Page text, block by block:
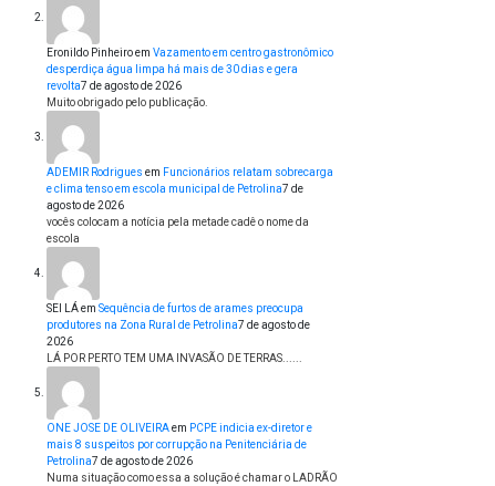
Eronildo Pinheiroem Vazamento em centro gastronômico
desperdiça água limpa há mais de 30 dias e gera
revolta7 de agosto de 2026
Muito obrigado pelo publicação.
ADEMIR Rodrigues em Funcionários relatam sobrecarga
e clima tenso em escola municipal de Petrolina7 de
agosto de 2026
vocês colocam a notícia pela metade cadê o nome da
escola
SEI LÁem Sequência de furtos de arames preocupa
produtores na Zona Rural de Petrolina7 de agosto de
2026
LÁ POR PERTO TEM UMA INVASÃO DE TERRAS......
ONE JOSE DE OLIVEIRAem PCPE indicia ex-diretor e
mais 8 suspeitos por corrupção na Penitenciária de
Petrolina7 de agosto de 2026
Numa situação como essa a solução é chamar o LADRÃO